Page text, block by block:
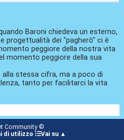
Baroni chiedeva un esterno,
progettualità dei "pagherò" ci è
peggiore della nostra vita
momento peggiore della sua
alla stessa cifra, ma a poco di
tanto per facilitarci la vita
Community ©
di utilizzo Vai su ▲